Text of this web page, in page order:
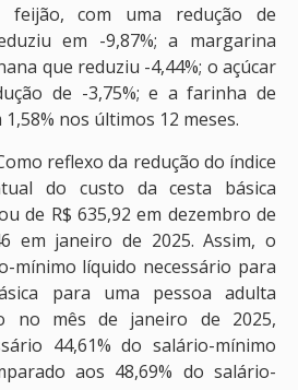
feijão, com uma redução de
em -9,87%; a margarina
que reduziu -4,44%; o açúcar
de -3,75%; e a farinha de
nos últimos 12 meses.
reflexo da redução do índice
do custo da cesta básica
de R$ 635,92 em dezembro de
em janeiro de 2025. Assim, o
mínimo líquido necessário para
para uma pessoa adulta
no mês de janeiro de 2025,
44,61% do salário-mínimo
aos 48,69% do salário-